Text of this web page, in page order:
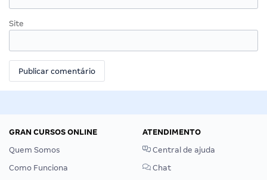
Site
GRAN CURSOS ONLINE
Quem Somos
Como Funciona
ATENDIMENTO
Central de ajuda
Chat